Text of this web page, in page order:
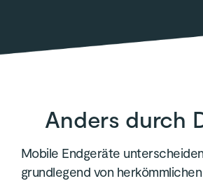
Anders durch
Mobile Endgeräte
grundlegend von